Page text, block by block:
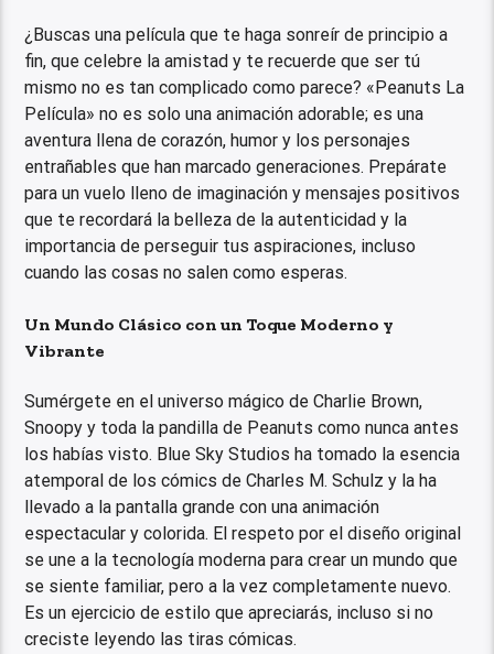
¿Buscas una película que te haga sonreír de principio a
fin, que celebre la amistad y te recuerde que ser tú
mismo no es tan complicado como parece? «Peanuts La
Película» no es solo una animación adorable; es una
aventura llena de corazón, humor y los personajes
entrañables que han marcado generaciones. Prepárate
para un vuelo lleno de imaginación y mensajes positivos
que te recordará la belleza de la autenticidad y la
importancia de perseguir tus aspiraciones, incluso
cuando las cosas no salen como esperas.
Un Mundo Clásico con un Toque Moderno y
Vibrante
Sumérgete en el universo mágico de Charlie Brown,
Snoopy y toda la pandilla de Peanuts como nunca antes
los habías visto. Blue Sky Studios ha tomado la esencia
atemporal de los cómics de Charles M. Schulz y la ha
llevado a la pantalla grande con una animación
espectacular y colorida. El respeto por el diseño original
se une a la tecnología moderna para crear un mundo que
se siente familiar, pero a la vez completamente nuevo.
Es un ejercicio de estilo que apreciarás, incluso si no
creciste leyendo las tiras cómicas.